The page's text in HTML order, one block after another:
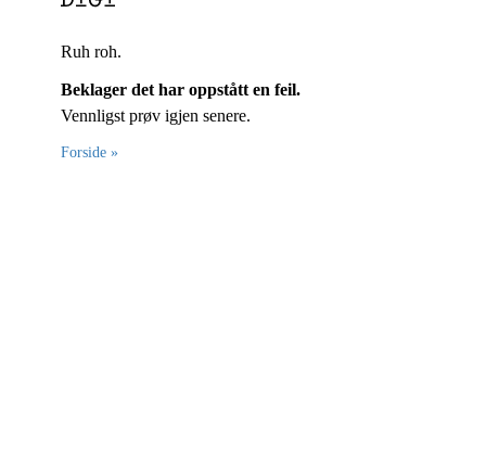
Ruh roh.
Beklager det har oppstått en feil.
Vennligst prøv igjen senere.
Forside »